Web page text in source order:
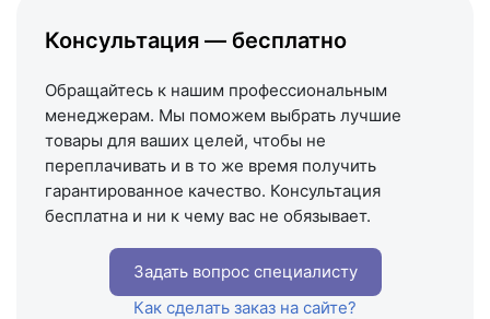
Схема проезда
Консультация — бесплатно
Обращайтесь к нашим профессиональным
менеджерам. Мы поможем выбрать лучшие
товары для ваших целей, чтобы не
переплачивать и в то же время получить
гарантированное качество. Консультация
бесплатна и ни к чему вас не обязывает.
Задать вопрос специалисту
Как сделать заказ на сайте?